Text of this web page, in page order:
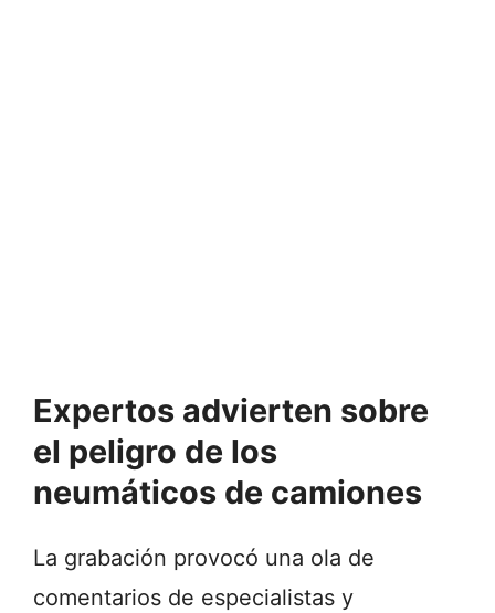
Expertos advierten sobre
el peligro de los
neumáticos de camiones
La grabación provocó una ola de
comentarios de especialistas y